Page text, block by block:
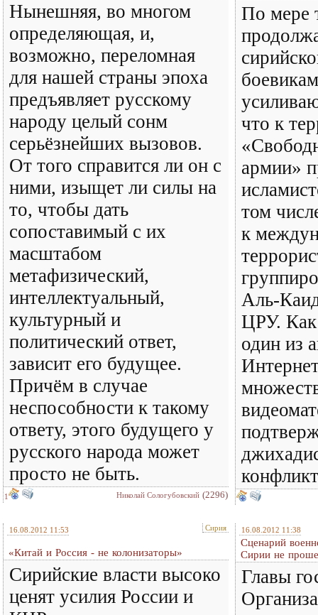
Нынешняя, во многом
определяющая, и,
возможно, переломная
для нашей страны эпоха
предъявляет русскому
народу целый сонм
серьёзнейших вызовов.
От того справится ли он с
ними, изыщет ли силы на
то, чтобы дать
сопоставимый с их
масштабом
метафизический,
интеллектуальный,
культурный и
политический ответ,
зависит его будущее.
Причём в случае
неспособности к такому
ответу, этого будущего у
русского народа может
просто не быть.
1 Николай Сологубовский (2296)
По мере
что к
армии»
том
к
Аль-
ЦРУ. Как
один из
16.08.2012 11:53 Сирия
«Китай и Россия - не колонизаторы»
Сирийские власти высоко
ценят усилия России и
16.08.2012 11:38
Сценарий
Сирии не
Главы